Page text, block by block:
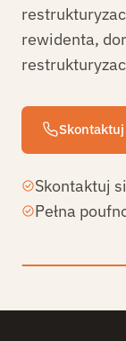
rewidenta,
Skontaktuj
Pełna